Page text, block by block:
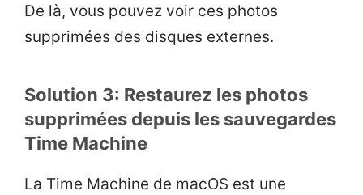
De là, vous pouvez voir ces photos
supprimées des disques externes.
Solution 3: Restaurez les photos
supprimées depuis les sauvegardes
Time Machine
La Time Machine de macOS est une